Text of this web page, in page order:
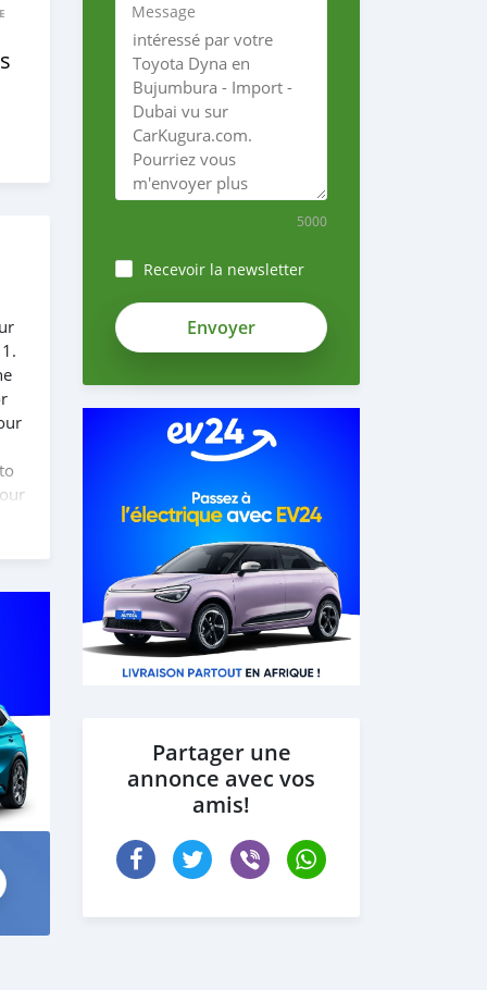
Message
5000
Recevoir la newsletter
Partager une
annonce avec vos
amis!